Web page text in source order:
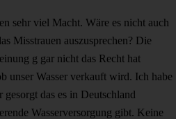
sehr viel Macht. Wäre es nicht auch
Misstrauen auszusprechen? Die
g gar nicht das Recht hat
unser Wasser verkauft wird. Ich habe
gesorgt das es in Deutschland
Wasserversorgung gibt. Keine